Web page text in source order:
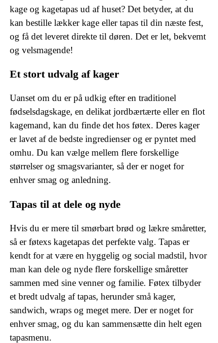
kage og kagetapas ud af huset? Det betyder, at du
kan bestille lækker kage eller tapas til din næste fest,
og få det leveret direkte til døren. Det er let, bekvemt
og velsmagende!
Et stort udvalg af kager
Uanset om du er på udkig efter en traditionel
fødselsdagskage, en delikat jordbærtærte eller en flot
kagemand, kan du finde det hos føtex. Deres kager
er lavet af de bedste ingredienser og er pyntet med
omhu. Du kan vælge mellem flere forskellige
størrelser og smagsvarianter, så der er noget for
enhver smag og anledning.
Tapas til at dele og nyde
Hvis du er mere til smørbart brød og lækre småretter,
så er føtexs kagetapas det perfekte valg. Tapas er
kendt for at være en hyggelig og social madstil, hvor
man kan dele og nyde flere forskellige småretter
sammen med sine venner og familie. Føtex tilbyder
et bredt udvalg af tapas, herunder små kager,
sandwich, wraps og meget mere. Der er noget for
enhver smag, og du kan sammensætte din helt egen
tapasmenu.